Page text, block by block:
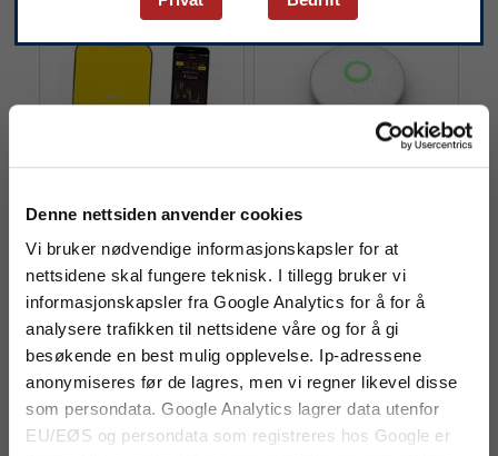
Denne nettsiden anvender cookies
Vi bruker nødvendige informasjonskapsler for at
nettsidene skal fungere teknisk. I tillegg bruker vi
informasjonskapsler fra Google Analytics for å for å
analysere trafikken til nettsidene våre og for å gi
besøkende en best mulig opplevelse. Ip-adressene
anonymiseres før de lagres, men vi regner likevel disse
som persondata. Google Analytics lagrer data utenfor
EU/EØS og persondata som registreres hos Google er
radonmåler
Robust radonmåler for
profesjonelt bruk.
12 540 kr
Smart radonmåler med visuell
nivåindikasjon.
1 827 kr